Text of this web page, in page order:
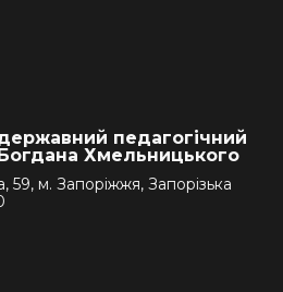
педагогічний
Богдана Хмельницького
59, м. Запоріжжя, Запорізька